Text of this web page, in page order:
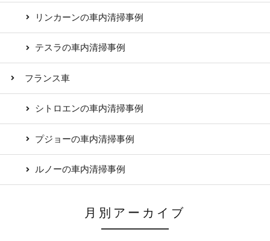
リンカーンの車内清掃事例
テスラの車内清掃事例
フランス車
シトロエンの車内清掃事例
プジョーの車内清掃事例
ルノーの車内清掃事例
月別アーカイブ